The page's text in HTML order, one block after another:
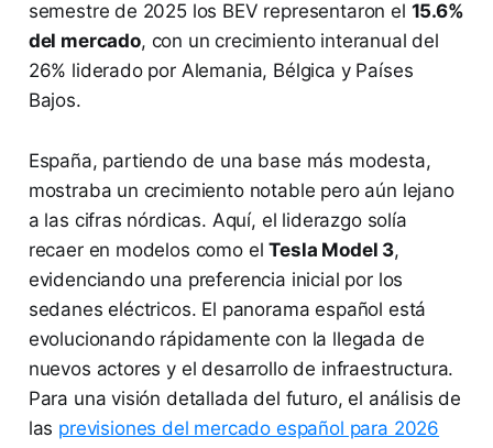
semestre de 2025 los BEV representaron el 15.6%
del mercado, con un crecimiento interanual del
26% liderado por Alemania, Bélgica y Países
Bajos.
España, partiendo de una base más modesta,
mostraba un crecimiento notable pero aún lejano
a las cifras nórdicas. Aquí, el liderazgo solía
recaer en modelos como elTesla Model 3,
evidenciando una preferencia inicial por los
sedanes eléctricos. El panorama español está
evolucionando rápidamente con la llegada de
nuevos actores y el desarrollo de infraestructura.
Para una visión detallada del futuro, el análisis de
las previsiones del mercado español para 2026